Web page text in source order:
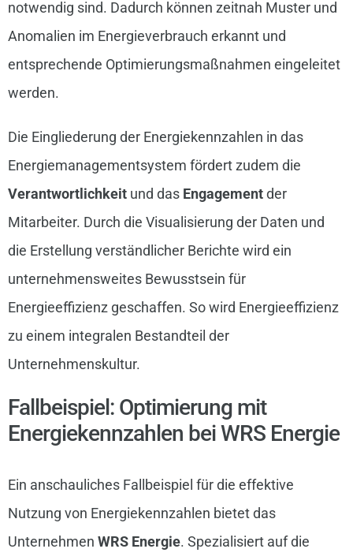
notwendig sind. Dadurch können zeitnah Muster und
Anomalien im Energieverbrauch erkannt und
entsprechende Optimierungsmaßnahmen eingeleitet
werden.
Die Eingliederung der Energiekennzahlen in das
Energiemanagementsystem fördert zudem die
Verantwortlichkeitund das Engagementder
Mitarbeiter. Durch die Visualisierung der Daten und
die Erstellung verständlicher Berichte wird ein
unternehmensweites Bewusstsein für
Energieeffizienz geschaffen. So wird Energieeffizienz
zu einem integralen Bestandteil der
Unternehmenskultur.
Fallbeispiel: Optimierung mit
Energiekennzahlen bei WRS Energie
Ein anschauliches Fallbeispiel für die effektive
Nutzung von Energiekennzahlen bietet das
Unternehmen WRS Energie. Spezialisiert auf die